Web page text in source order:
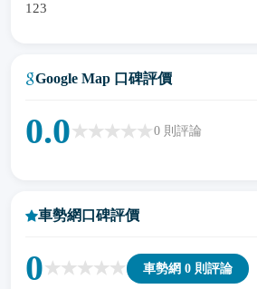
123
Google Map 口碑評價
0.0 0 則評論
車勢網口碑評價
0 車勢網 0 則評論